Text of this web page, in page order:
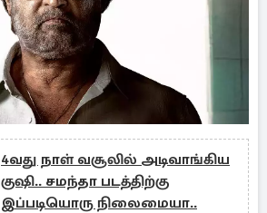
4வது நாள் வசூலில் அடிவாங்கிய
குஷி.. சமந்தா படத்திற்கு
இப்படியொரு நிலைமையா..